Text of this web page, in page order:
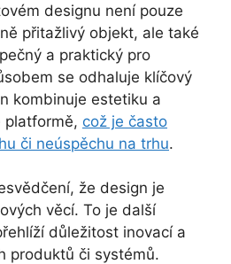
designu není pouze
přitažlivý objekt, ale také
a praktický pro
se odhaluje klíčový
kombinuje estetiku a
platformě, což je často
či neúspěchu na trhu.
že design je
věcí. To je další
důležitost inovací a
produktů či systémů.